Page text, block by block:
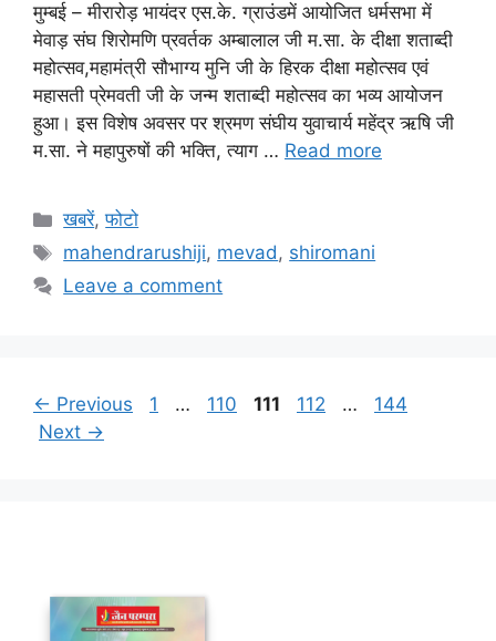
मुम्बई – मीरारोड़ भायंदर एस.के. ग्राउंडमें आयोजित धर्मसभा में
मेवाड़ संघ शिरोमणि प्रवर्तक अम्बालाल जी म.सा. के दीक्षा शताब्दी
महोत्सव,महामंत्री सौभाग्य मुनि जी के हिरक दीक्षा महोत्सव एवं
महासती प्रेमवती जी के जन्म शताब्दी महोत्सव का भव्य आयोजन
हुआ। इस विशेष अवसर पर श्रमण संघीय युवाचार्य महेंद्र ऋषि जी
म.सा. ने महापुरुषों की भक्ति, त्याग … Read more
Categories
खबरें,फोटो
Tags
mahendrarushiji, mevad, shiromani
Leave a comment
← Previous Page
1 … Page
110 Page
111 Page
112 … Page
144
Next →